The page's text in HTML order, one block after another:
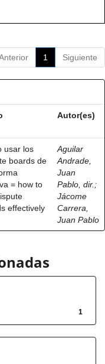
1 Siguiente
Autor(es)
usar los
boards de
= how to
effectively
Aguilar
Andrade,
Juan
Pablo, dir. ;
Jácome
Carrera,
Juan Pablo
1